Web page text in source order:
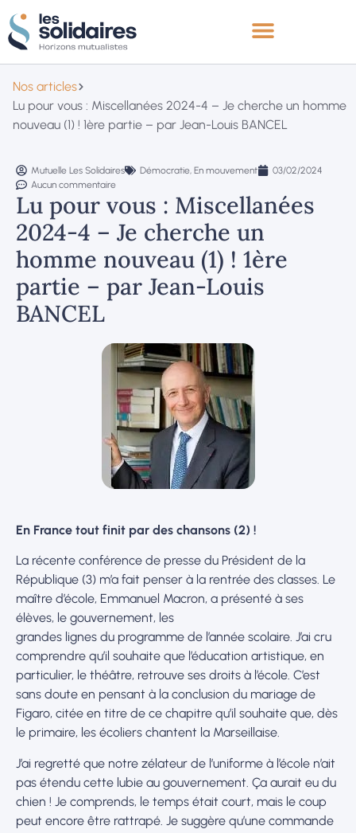
Nos articles
Lu pour vous : Miscellanées 2024-4 – Je cherche un homme
nouveau (1) ! 1ère partie – par Jean-Louis BANCEL
Mutuelle Les Solidaires Démocratie, En mouvement
03/02/2024
Aucun commentaire
Lu pour vous : Miscellanées
2024-4 – Je cherche un
homme nouveau (1) ! 1ère
partie – par Jean-Louis
BANCEL
En France tout finit par des chansons (2) !
La récente conférence de presse du Président de la
République (3) m’a fait penser à la rentrée des classes. Le
maître d’école, Emmanuel Macron, a présenté à ses
élèves, le gouvernement, les
grandes lignes du programme de l’année scolaire. J’ai cru
comprendre qu’il souhaite que l’éducation artistique, en
particulier, le théâtre, retrouve ses droits à l’école. C’est
sans doute en pensant à la conclusion du mariage de
Figaro, citée en titre de ce chapitre qu’il souhaite que, dès
le primaire, les écoliers chantent la Marseillaise.
J’ai regretté que notre zélateur de l’uniforme à l’école n’ait
pas étendu cette lubie au gouvernement. Ça aurait eu du
chien ! Je comprends, le temps était court, mais le coup
peut encore être rattrapé. Je suggère qu’une commande